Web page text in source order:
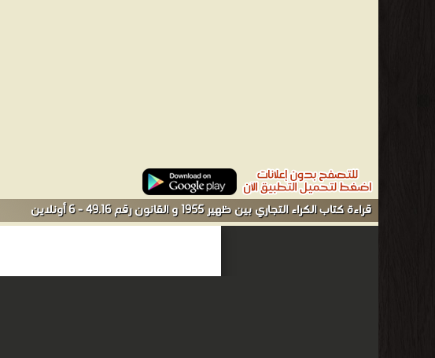
قراءة كتاب الكراء التجاري بين ظهير 1955 و القانون رقم 49.16 - 6 أونلاين